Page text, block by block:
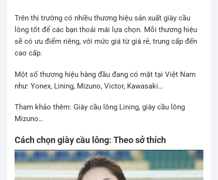
Trên thị trường có nhiều thương hiệu sản xuất giày cầu
lông tốt để các bạn thoải mái lựa chọn. Mỗi thương hiệu
sẽ có ưu điểm riêng, với mức giá từ giá rẻ, trung cấp đến
cao cấp.
Một số thương hiệu hàng đầu đang có mặt tại Việt Nam
như: Yonex, Lining, Mizuno, Victor, Kawasaki…
Tham khảo thêm: Giày cầu lông Lining, giày cầu lông
Mizuno…
Cách chọn giày cầu lông: Theo sở thích